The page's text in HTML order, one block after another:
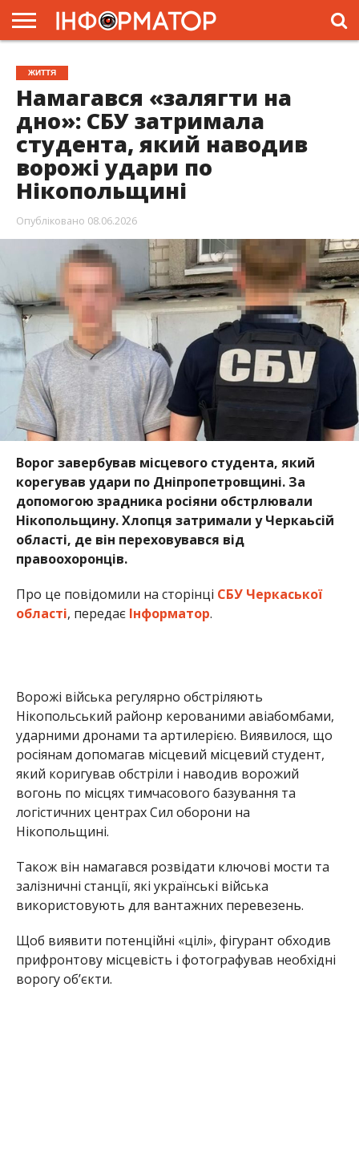
ГОЛОВНА
ЖИТТЯ
ВЛАДА
ГРОШІ
ТРЕШ
ПРЕС-
РЕЛІЗИ
РЕКЛАМА
ПРОЕКТИ
ЖИТТЯ
Намагався «залягти на
дно»: СБУ затримала
студента, який наводив
ворожі удари по
Нікопольщині
Опубліковано 08.06.2026
Ворог завербував місцевого студента, який
корегував удари по Дніпропетровщині. За
допомогою зрадника росіяни обстрлювали
Нікопольщину. Хлопця затримали у Черкаьсій
області, де він переховувався від
правоохоронців.
Про це повідомили на сторінці СБУ Черкаської
області, передає Інформатор.
Ворожі війська регулярно обстріляють
Нікопольський районр керованими авіабомбами,
ударними дронами та артилерією. Виявилося, що
росіянам допомагав місцевий місцевий студент,
який коригував обстріли і наводив ворожий
вогонь по місцях тимчасового базування та
логістичних центрах Сил оборони на
Нікопольщині.
Також він намагався розвідати ключові мости та
залізничні станції, які українські війська
використовують для вантажних перевезень.
Щоб виявити потенційні «цілі», фігурант обходив
прифронтову місцевість і фотографував необхідні
ворогу обʼєкти.